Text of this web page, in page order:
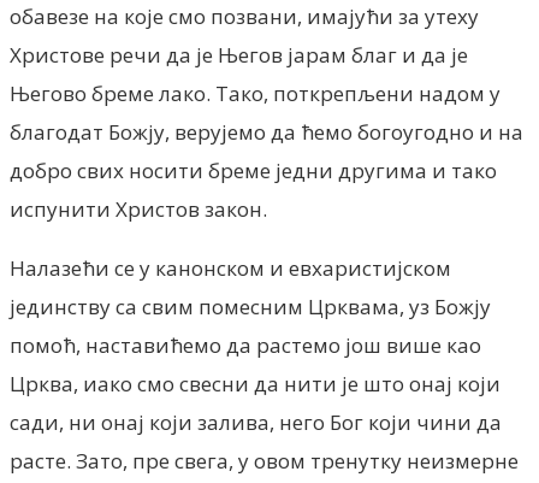
обавезе на које смо позвани, имајући за утеху
Христове речи да је Његов јарам благ и да је
Његово бреме лако. Тако, поткрепљени надом у
благодат Божју, верујемо да ћемо богоугодно и на
добро свих носити бреме једни другима и тако
испунити Христов закон.
Налазећи се у канонском и евхаристијском
јединству са свим помесним Црквама, уз Божју
помоћ, наставићемо да растемо још више као
Црква, иако смо свесни да нити је што онај који
сади, ни онај који залива, него Бог који чини да
расте. Зато, пре свега, у овом тренутку неизмерне